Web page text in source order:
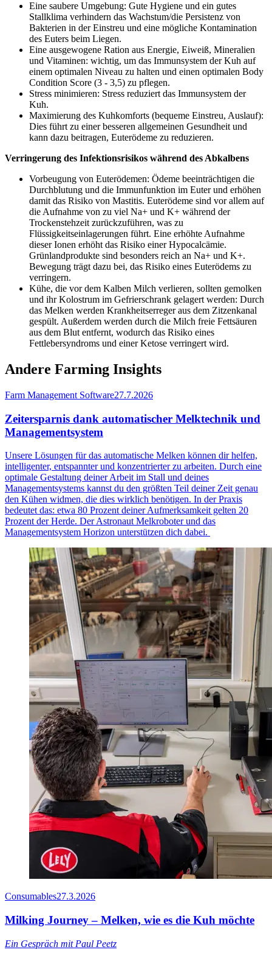
Eine saubere Umgebung: Gute Hygiene und ein gutes
Stallklima verhindern das Wachstum/die Persistenz von
Bakterien in der Einstreu und eine mögliche Kontamination
des Euters beim Liegen.
Eine ausgewogene Ration aus Energie, Eiweiß, Mineralien
und Vitaminen: wichtig, um das Immunsystem der Kuh auf
einem optimalen Niveau zu halten und einen optimalen Body
Condition Score (3 - 3,5) zu pflegen.
Stress minimieren: Stress reduziert das Immunsystem der
Kuh.
Maximierung des Kuhkomforts (bequeme Einstreu, Auslauf):
Dies führt zu einer besseren allgemeinen Gesundheit und
kann dazu beitragen, Euterödeme zu reduzieren.
Verringerung des Infektionsrisikos während des Abkalbens
Vorbeugung von Euterödemen: Ödeme beeinträchtigen die
Durchblutung und die Immunfunktion im Euter und erhöhen
damit das Risiko von Mastitis. Euterödeme sind vor allem auf
die Aufnahme von zu viel Na+ und K+ während der
Trockenstehzeit zurückzuführen, was zu
Flüssigkeitseinlagerungen führt. Eine erhöhte Aufnahme
dieser Ionen erhöht das Risiko einer Hypocalcämie.
Grünlandprodukte sind besonders reich an Na+ und K+.
Bewegung trägt dazu bei, das Risiko eines Euterödems zu
verringern.
Kühe, die vor dem Kalben Milch verlieren, sollten gemolken
und ihr Kolostrum im Gefrierschrank gelagert werden: Durch
das Melken werden Krankheitserreger aus dem Zitzenkanal
gespült. Außerdem werden durch die Milch freie Fettsäuren
aus dem Blut entfernt, wodurch das Risiko eines
Fettlebersyndroms und einer Ketose verringert wird.
Andere Farming Insights
Farm Management Software27.7.2026
Zeitersparnis dank automatischer Melktechnik und
Managementsystem
Unsere Lösungen für das automatische Melken können dir helfen,
intelligenter, entspannter und konzentrierter zu arbeiten. Durch eine
optimale Gestaltung deiner Arbeit im Stall und deines
Managementsystems kannst du den größten Teil deiner Zeit genau
den Kühen widmen, die dies wirklich benötigen. In der Praxis
bedeutet das: etwa 80 Prozent deiner Aufmerksamkeit gelten 20
Prozent der Herde. Der Astronaut Melkroboter und das
Managementsystem Horizon unterstützen dich dabei.
Consumables27.3.2026
Milking Journey – Melken, wie es die Kuh möchte
Ein Gespräch mit Paul Peetz